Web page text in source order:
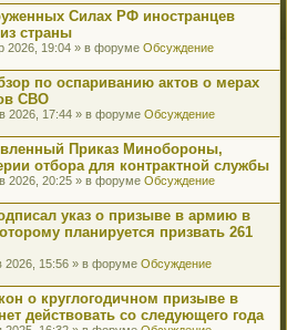
Силах РФ иностранцев
страны
2026, 19:04 » в форуме Обсуждение
по оспариванию актов о мерах
СВО
2026, 17:44 » в форуме Обсуждение
Приказ Минобороны,
отбора для контрактной службы
2026, 20:25 » в форуме Обсуждение
указ о призыве в армию в
планируется призвать 261
2026, 15:56 » в форуме Обсуждение
о круглогодичном призыве в
действовать со следующего года